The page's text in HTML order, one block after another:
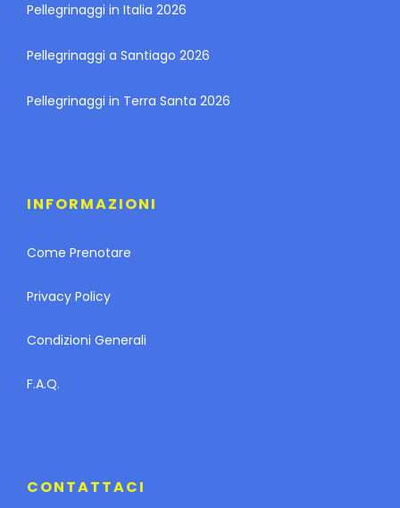
Pellegrinaggi in Italia 2026
Pellegrinaggi a Santiago 2026
Pellegrinaggi in Terra Santa 2026
INFORMAZIONI
Come Prenotare
Privacy Policy
Condizioni Generali
F.A.Q.
CONTATTACI